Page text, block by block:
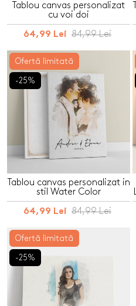
Tablou canvas personalizat
cu voi doi
64,99 Lei 84,99 Lei
Ofertă limitată
-25%
Tablou canvas personalizat in
stil Water Color
64,99 Lei 84,99 Lei
Ofertă limitată
-25%